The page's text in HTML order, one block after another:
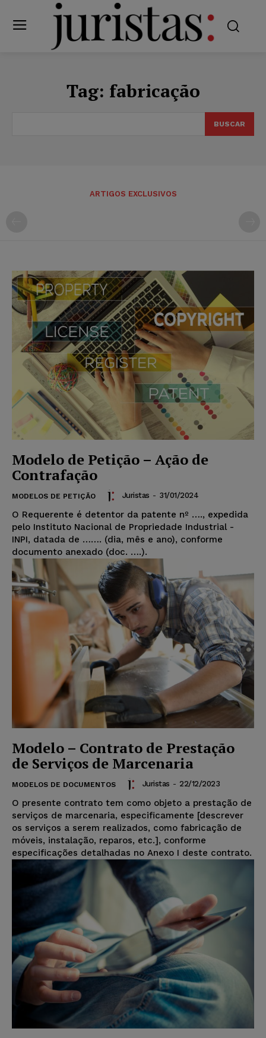
Tag: fabricação
BUSCAR
ARTIGOS EXCLUSIVOS
Modelo de Petição – Ação de
Contrafação
MODELOS DE PETIÇÃO Juristas - 31/01/2024
O Requerente é detentor da patente nº …., expedida
pelo Instituto Nacional de Propriedade Industrial -
INPI, datada de ……. (dia, mês e ano), conforme
documento anexado (doc. ….).
Modelo – Contrato de Prestação
de Serviços de Marcenaria
MODELOS DE DOCUMENTOS Juristas - 22/12/2023
O presente contrato tem como objeto a prestação de
serviços de marcenaria, especificamente [descrever
os serviços a serem realizados, como fabricação de
móveis, instalação, reparos, etc.], conforme
especificações detalhadas no Anexo I deste contrato.